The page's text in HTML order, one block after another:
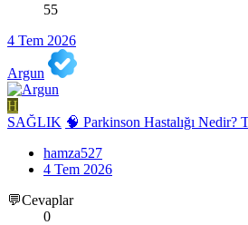
55
4 Tem 2026
Argun
H
SAĞLIK 🧠 Parkinson Hastalığı Nedir?
hamza527
4 Tem 2026
💬Cevaplar
0